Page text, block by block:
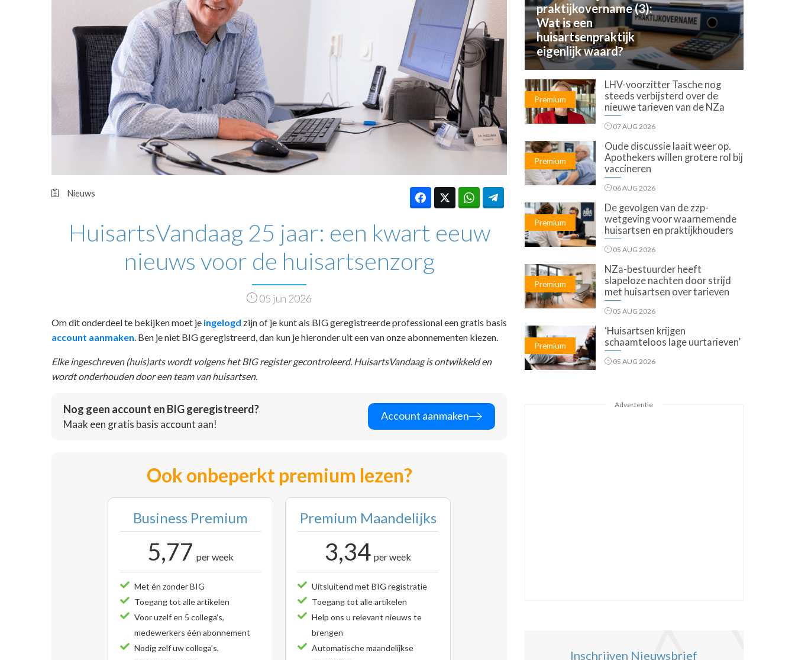
OPINIE
HUISARTSENPOST
PRAKTIJKZAKEN
TARIEVEN
VPHUISARTSEN
MEDISCHE VAKHANDEL
INLOGGEN
REGISTRATIE
Nieuws
HuisartsVandaag 25 jaar: een kwart eeuw
nieuws voor de huisartsenzorg
05 jun 2026
Om dit onderdeel te bekijken moet je ingelogd zijn of je kunt als BIG geregistreerde professional een gratis basis
account aanmaken . Ben je niet BIG geregistreerd, dan kun je hieronder uit een van onze abonnementen kiezen.
Elke ingeschreven (huis)arts wordt volgens het BIG register gecontroleerd. HuisartsVandaag is ontwikkeld en
wordt onderhouden door een team van huisartsen.
Nog geen account en BIG geregistreerd?
Maak een gratis basis account aan!
Account aanmaken
Ook onbeperkt premium lezen?
Business Premium
5,77 per week
Met én zonder BIG
Toegang tot alle artikelen
Voor uzelf en 5 collega’s,
medewerkers één abonnement
Nodig zelf uw collega’s,
Premium Maandelijks
3,34 per week
Uitsluitend met BIG registratie
Toegang tot alle artikelen
Help ons u relevant nieuws te
brengen
Automatische maandelijkse
praktijkovername (3):
Wat is een
huisartsenpraktijk
eigenlijk waard?
Premium
LHV-voorzitter Tasche nog
steeds verbijsterd over de
nieuwe tarieven van de NZa
07 AUG 2026
Premium
Oude discussie laait weer op.
Apothekers willen grotere rol bij
vaccineren
06 AUG 2026
Premium
De gevolgen van de zzp-
wetgeving voor waarnemende
huisartsen en praktijkhouders
05 AUG 2026
Premium
NZa-bestuurder heeft
slapeloze nachten door strijd
met huisartsen over tarieven
05 AUG 2026
Premium
‘Huisartsen krijgen
schaamteloos lage uurtarieven’
05 AUG 2026
Advertentie
Inschrijven Nieuwsbrief